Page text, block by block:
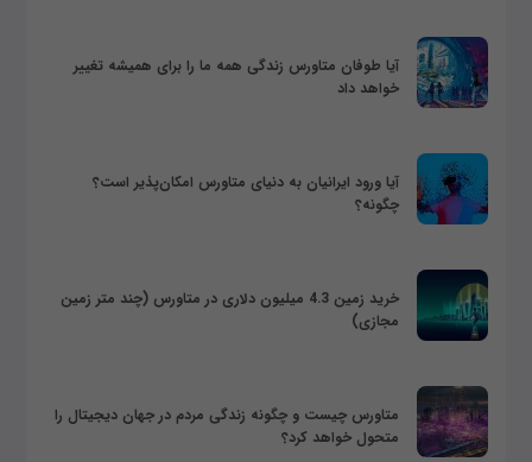
آیا طوفان متاورس زندگی همه ما را برای همیشه تغییر
خواهد داد
آیا ورود ایرانیان به دنیای متاورس امکان‌پذیر است؟
چگونه؟
خرید زمین 4.3 میلیون دلاری در متاورس (چند متر زمین
مجازی)
متاورس چیست و چگونه زندگی مردم در جهان دیجیتال را
متحول خواهد کرد؟